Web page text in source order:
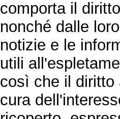
comporta il
nonché dalle
notizie e le
utili
così che il diritto
cura